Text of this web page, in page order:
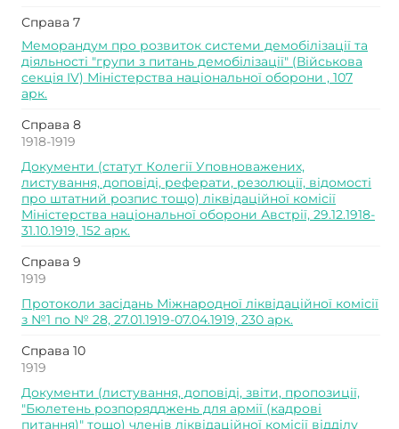
Справа 7
Меморандум про розвиток системи демобілізації та
діяльності "групи з питань демобілізації" (Військова
секція IV) Міністерства національної оборони , 107
арк.
Справа 8
1918-1919
Документи (статут Колегії Уповноважених,
листування, доповіді, реферати, резолюції, відомості
про штатний розпис тощо) ліквідаційної комісії
Міністерства національної оборони Австрії, 29.12.1918-
31.10.1919, 152 арк.
Справа 9
1919
Протоколи засідань Міжнародної ліквідаційної комісії
з №1 по № 28, 27.01.1919-07.04.1919, 230 арк.
Справа 10
1919
Документи (листування, доповіді, звіти, пропозиції,
"Бюлетень розпорядджень для армії (кадрові
питання)" тощо) членів ліквідаційної комісії відділу